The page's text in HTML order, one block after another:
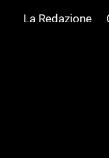
La Redazione